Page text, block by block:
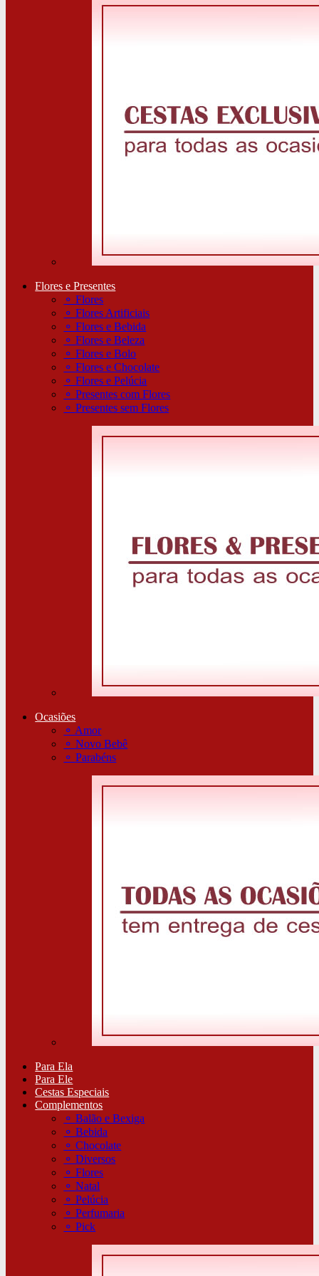
Flores e Presentes
⚬Flores
⚬Flores Artificiais
⚬Flores e Bebida
⚬Flores e Beleza
⚬Flores e Bolo
⚬Flores e Chocolate
⚬Flores e Pelúcia
⚬Presentes com Flores
⚬Presentes sem Flores
Ocasiões
⚬ Amor
⚬Novo Bebê
⚬Parabéns
Para Ela
Para Ele
Cestas Especiais
Complementos
⚬Balão e Bexiga
⚬Bebida
⚬Chocolate
⚬Diversos
⚬Flores
⚬Natal
⚬Pelúcia
⚬Perfumaria
⚬Pick